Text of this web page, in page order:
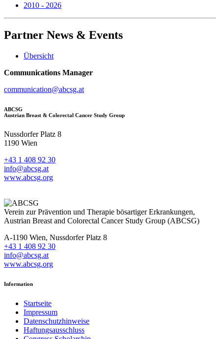
2010 - 2026
Partner News & Events
Übersicht
Communications Manager
communication@abcsg.at
ABCSG
Austrian Breast & Colorectal Cancer Study Group
Nussdorfer Platz 8
1190 Wien
+43 1 408 92 30
info@abcsg.at
www.abcsg.org
Verein zur Prävention und Therapie bösartiger Erkrankungen,
Austrian Breast and Colorectal Cancer Study Group (ABCSG)
A-1190 Wien, Nussdorfer Platz 8
+43 1 408 92 30
info@abcsg.at
www.abcsg.org
Information
Startseite
Impressum
Datenschutzhinweise
Haftungsausschluss